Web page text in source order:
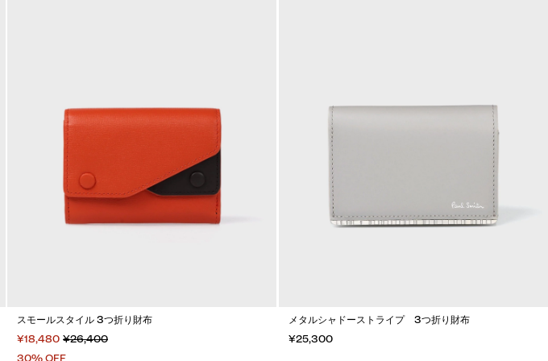
スモールスタイル 3つ折り財布
¥18,480 ¥26,400
30% OFF
メタルシャドーストライプ 3つ折り財布
¥25,300